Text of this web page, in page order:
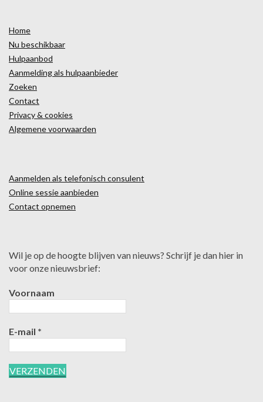
Home
Nu beschikbaar
Hulpaanbod
Aanmelding als hulpaanbieder
Zoeken
Contact
Privacy & cookies
Algemene voorwaarden
Aanmelden als telefonisch consulent
Online sessie aanbieden
Contact opnemen
Wil je op de hoogte blijven van nieuws? Schrijf je dan hier in
voor onze nieuwsbrief:
Voornaam
E-mail *